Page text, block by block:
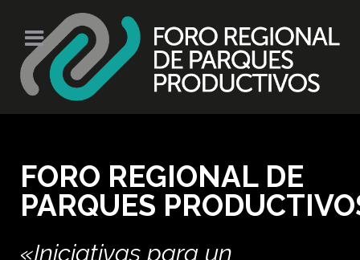
FORO REGIONAL DE
PARQUES
«Iniciativas para un